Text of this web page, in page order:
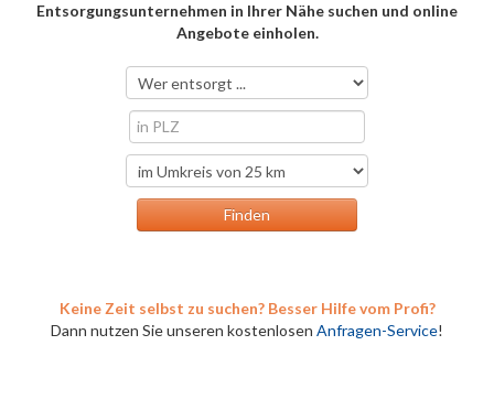
Entsorgungsunternehmen in Ihrer Nähe suchen und online
Angebote einholen.
Keine Zeit selbst zu suchen? Besser Hilfe vom Profi?
Dann nutzen Sie unseren kostenlosen Anfragen-Service!